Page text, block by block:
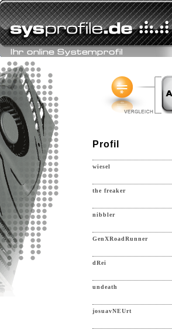
Profil
wiesel
the freaker
nibbler
GenXRoadRunner
dRei
undeath
josuavNEUrt